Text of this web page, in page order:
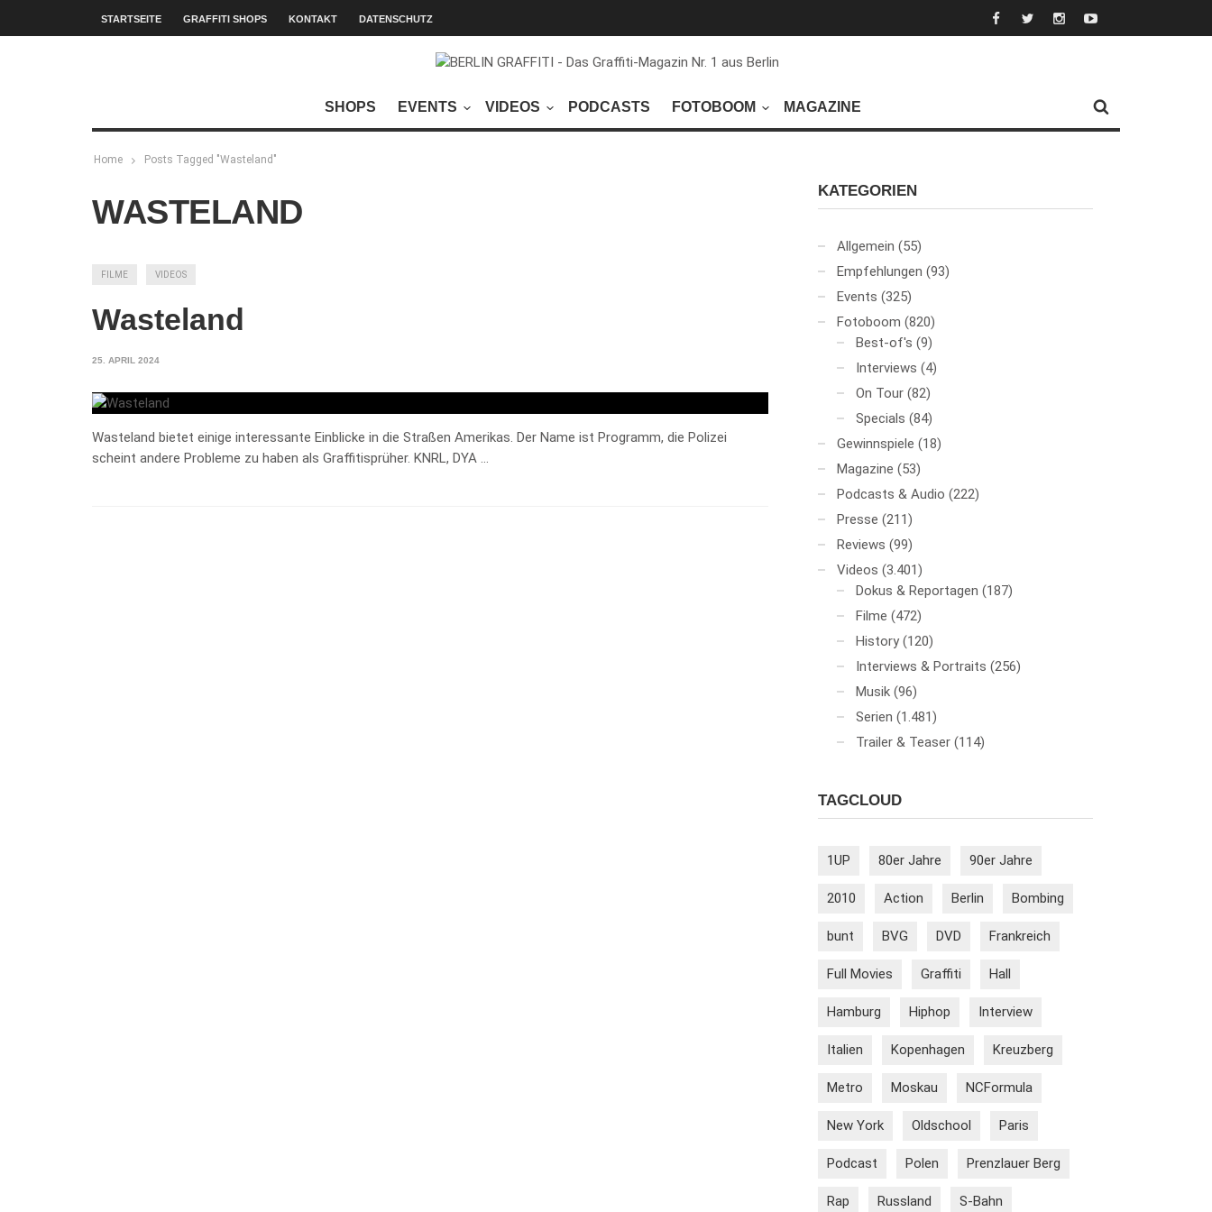
STARTSEITE GRAFFITI SHOPS KONTAKT DATENSCHUTZ
SHOPS EVENTS VIDEOS PODCASTS FOTOBOOM MAGAZINE
Home Posts Tagged "Wasteland"
WASTELAND
FILME VIDEOS
Wasteland
25. APRIL 2024
Wasteland bietet einige interessante Einblicke in die Straßen Amerikas. Der Name ist Programm, die Polizei
scheint andere Probleme zu haben als Graffitisprüher. KNRL, DYA …
KATEGORIEN
Allgemein (55)
Empfehlungen (93)
Events (325)
Fotoboom (820)
Best-of's (9)
Interviews (4)
On Tour (82)
Specials (84)
Gewinnspiele (18)
Magazine (53)
Podcasts & Audio (222)
Presse (211)
Reviews (99)
Videos (3.401)
Dokus & Reportagen (187)
Filme (472)
History (120)
Interviews & Portraits (256)
Musik (96)
Serien (1.481)
Trailer & Teaser (114)
TAGCLOUD
1UP 80er Jahre 90er Jahre
2010 Action Berlin Bombing
bunt BVG DVD Frankreich
Full Movies Graffiti Hall
Hamburg Hiphop Interview
Italien Kopenhagen Kreuzberg
Metro Moskau NCFormula
New York Oldschool Paris
Podcast Polen Prenzlauer Berg
Rap Russland S-Bahn